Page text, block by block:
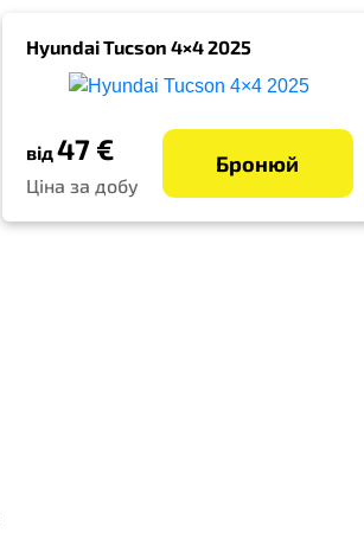
Hyundai Tucson 4×4 2025
від47 €
Ціна за добу
Бронюй